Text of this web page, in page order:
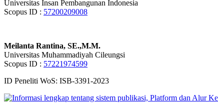
Universitas Insan Pembangunan Indonesia
Scopus ID : 57200209008
Meilanta Rantina, SE.,M.M.
Universitas Muhammadiyah Cileungsi
Scopus ID : 57221974599
ID Peneliti WoS: ISB-3391-2023